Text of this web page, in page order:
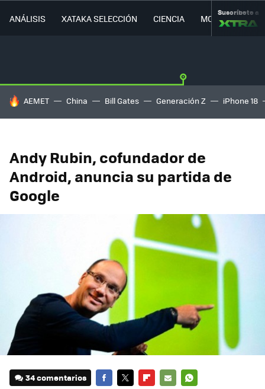
ANÁLISIS XATAKA SELECCIÓN CIENCIA MOVILIDAD
Suscríbete a
HOY SE HABLA DE
AEMET China Bill Gates Generación Z iPhone 18
Andy Rubin, cofundador de
Android, anuncia su partida de
Google
34 comentarios